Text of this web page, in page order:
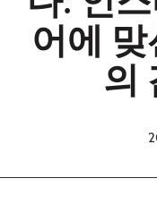
어에
의